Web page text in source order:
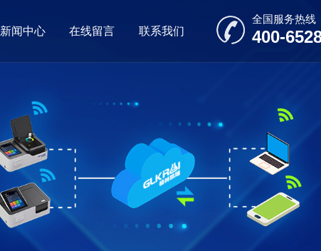
新闻中心 在线留言 联系我们
全国服务热线
400-